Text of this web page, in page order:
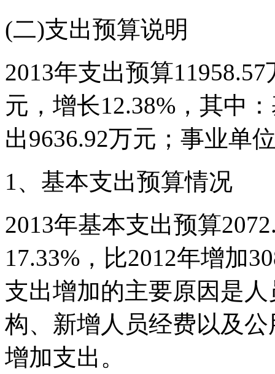
(二)支出预算说明
2013年支出预算
元，增长12.38%，其中
出9636.92万元；事业单
1、基本支出预算情况
2013年基本支出预算
17.33%，比2012年增加
支出增加的主要原因是
构、新增人员经费以及
增加支出。